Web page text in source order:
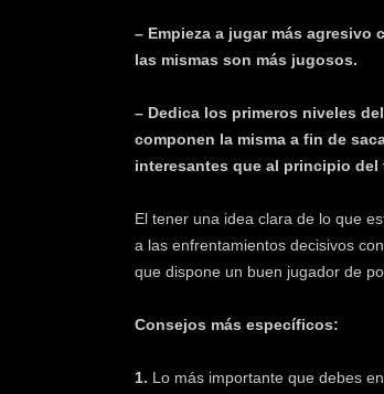
– Empieza a jugar más
las mismas son más jugosos.
– Dedica los primeros niveles
componen la misma a fin de
interesantes que al principio del
El tener una idea clara de lo que
a las enfrentamientos decisivos
que dispone un buen jugador de
Consejos más específicos:
1. Lo más importante que debes